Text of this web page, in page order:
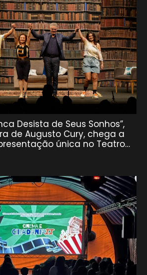
Desista de Seus Sonhos”,
de Augusto Cury, chega a
única no Teatro…